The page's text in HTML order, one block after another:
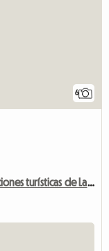
6
A tiro de piedra del mercado y de las atracciones turísticas de La Rochelle.